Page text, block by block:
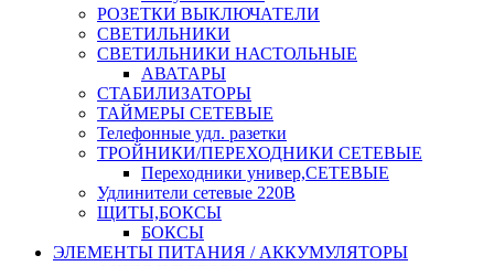
РОЗЕТКИ ВЫКЛЮЧАТЕЛИ
СВЕТИЛЬНИКИ
СВЕТИЛЬНИКИ НАСТОЛЬНЫЕ
АВАТАРЫ
СТАБИЛИЗАТОРЫ
ТАЙМЕРЫ СЕТЕВЫЕ
Телефонные удл. разетки
ТРОЙНИКИ/ПЕРЕХОДНИКИ СЕТЕВЫЕ
Переходники универ,СЕТЕВЫЕ
Удлинители сетевые 220В
ЩИТЫ,БОКСЫ
БОКСЫ
ЭЛЕМЕНТЫ ПИТАНИЯ / АККУМУЛЯТОРЫ